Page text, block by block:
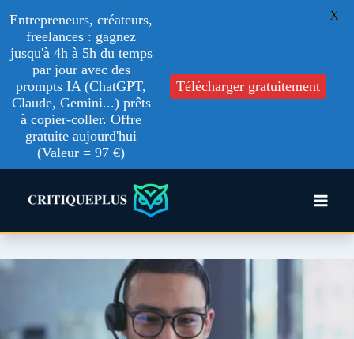
Entrepreneurs, créateurs,
freelances : gagnez
jusqu'à 4h à 5h du temps
par jour avec des
prompts IA (ChatGPT,
Claude, Gemini...) prêts
à copier-coller. Offre
gratuite aujourd'hui
(Valeur = 97 €)
Télécharger gratuitement
X